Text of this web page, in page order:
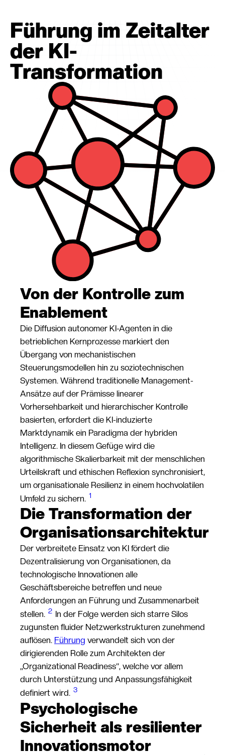
Führung im Zeitalter
der KI-
Transformation
Von der Kontrolle zum
Enablement
Die Diffusion autonomer KI-Agenten in die
betrieblichen Kernprozesse markiert den
Übergang von mechanistischen
Steuerungsmodellen hin zu soziotechnischen
Systemen. Während traditionelle Management-
Ansätze auf der Prämisse linearer
Vorhersehbarkeit und hierarchischer Kontrolle
basierten, erfordert die KI-induzierte
Marktdynamik ein Paradigma der hybriden
Intelligenz. In diesem Gefüge wird die
algorithmische Skalierbarkeit mit der menschlichen
Urteilskraft und ethischen Reflexion synchronisiert,
um organisationale Resilienz in einem hochvolatilen
Umfeld zu sichern. 1
Die Transformation der
Organisationsarchitektur
Der verbreitete Einsatz von KI fördert die
Dezentralisierung von Organisationen, da
technologische Innovationen alle
Geschäftsbereiche betreffen und neue
Anforderungen an Führung und Zusammenarbeit
stellen. 2 In der Folge werden sich starre Silos
zugunsten fluider Netzwerkstrukturen zunehmend
auflösen. Führung verwandelt sich von der
dirigierenden Rolle zum Architekten der
„Organizational Readiness“, welche vor allem
durch Unterstützung und Anpassungsfähigkeit
definiert wird. 3
Psychologische
Sicherheit als resilienter
Innovationsmotor